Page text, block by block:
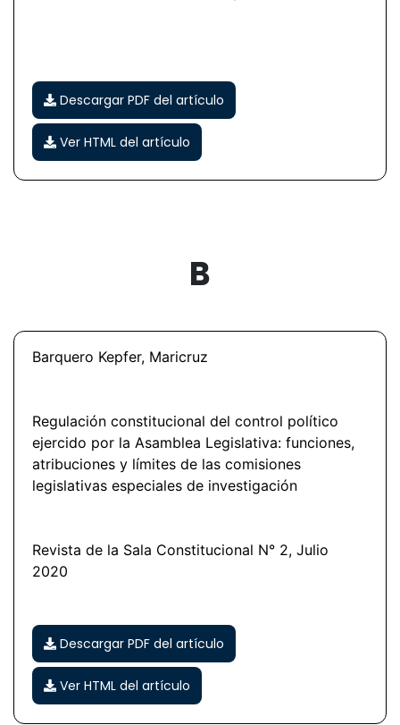
Descargar PDF del artículo
Ver HTML del artículo
B
Barquero Kepfer, Maricruz
Regulación constitucional del control político
ejercido por la Asamblea Legislativa: funciones,
atribuciones y límites de las comisiones
legislativas especiales de investigación
Revista de la Sala Constitucional N° 2, Julio
2020
Descargar PDF del artículo
Ver HTML del artículo